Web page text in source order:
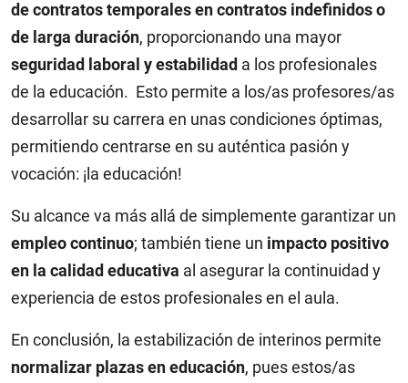
de contratos temporales en contratos indefinidos o
de larga duración, proporcionando una mayor
seguridad laboral y estabilidad a los profesionales
de la educación. Esto permite a los/as profesores/as
desarrollar su carrera en unas condiciones óptimas,
permitiendo centrarse en su auténtica pasión y
vocación: ¡la educación!
Su alcance va más allá de simplemente garantizar un
empleo continuo; también tiene un impacto positivo
en la calidad educativa al asegurar la continuidad y
experiencia de estos profesionales en el aula.
En conclusión, la estabilización de interinos permite
normalizar plazas en educación, pues estos/as